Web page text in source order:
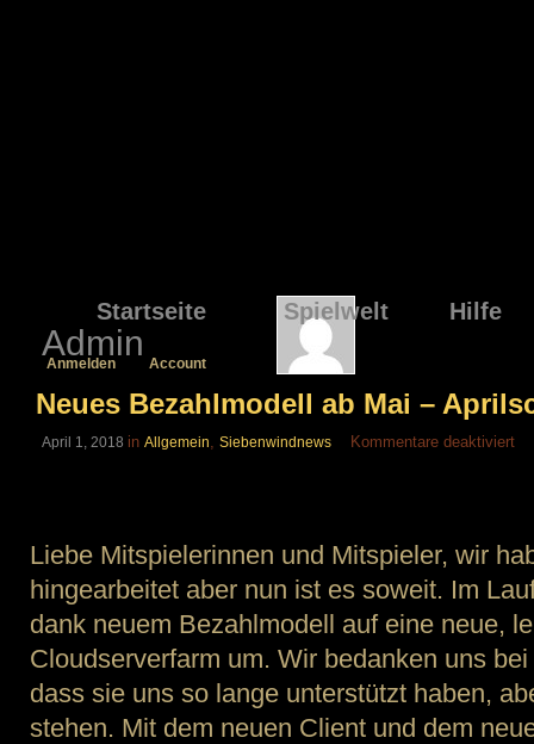
Startseite Spielwelt Hilfe
Admin
Anmelden Account
Neues Bezahlmodell ab Mai –
April 1, 2018 in Allgemein, Siebenwindnews Kommentare deaktiviertfür
–
Liebe Mitspielerinnen und Mitspieler, wir
hingearbeitet aber nun ist es soweit. Im
dank neuem Bezahlmodell auf eine neue,
Cloudserverfarm um. Wir bedanken uns
dass sie uns so lange unterstützt haben,
stehen. Mit dem neuen Client und dem